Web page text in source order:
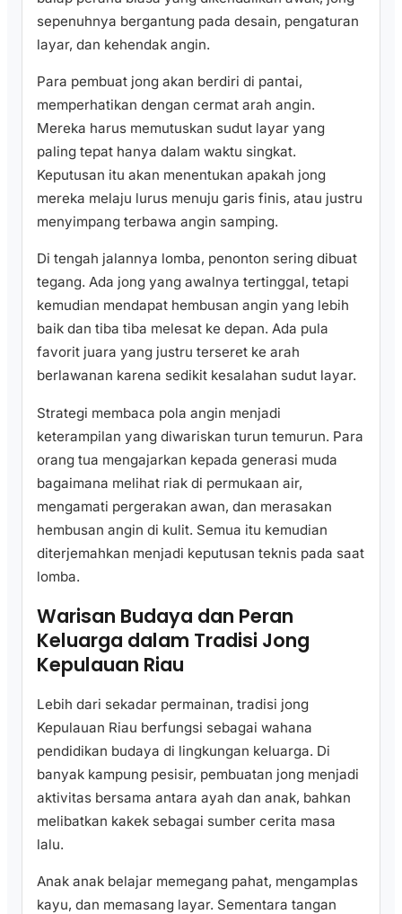
sepenuhnya bergantung pada desain, pengaturan
layar, dan kehendak angin.
Para pembuat jong akan berdiri di pantai,
memperhatikan dengan cermat arah angin.
Mereka harus memutuskan sudut layar yang
paling tepat hanya dalam waktu singkat.
Keputusan itu akan menentukan apakah jong
mereka melaju lurus menuju garis finis, atau justru
menyimpang terbawa angin samping.
Di tengah jalannya lomba, penonton sering dibuat
tegang. Ada jong yang awalnya tertinggal, tetapi
kemudian mendapat hembusan angin yang lebih
baik dan tiba tiba melesat ke depan. Ada pula
favorit juara yang justru terseret ke arah
berlawanan karena sedikit kesalahan sudut layar.
Strategi membaca pola angin menjadi
keterampilan yang diwariskan turun temurun. Para
orang tua mengajarkan kepada generasi muda
bagaimana melihat riak di permukaan air,
mengamati pergerakan awan, dan merasakan
hembusan angin di kulit. Semua itu kemudian
diterjemahkan menjadi keputusan teknis pada saat
lomba.
Warisan Budaya dan Peran
Keluarga dalam Tradisi Jong
Kepulauan Riau
Lebih dari sekadar permainan, tradisi jong
Kepulauan Riau berfungsi sebagai wahana
pendidikan budaya di lingkungan keluarga. Di
banyak kampung pesisir, pembuatan jong menjadi
aktivitas bersama antara ayah dan anak, bahkan
melibatkan kakek sebagai sumber cerita masa
lalu.
Anak anak belajar memegang pahat, mengamplas
kayu, dan memasang layar. Sementara tangan